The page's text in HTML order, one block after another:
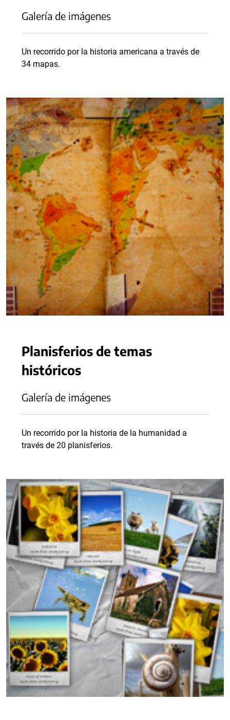
Galería de imágenes
Un recorrido por la historia americana a través de
34 mapas.
Planisferios de temas
históricos
Galería de imágenes
Un recorrido por la historia de la humanidad a
través de 20 planisferios.